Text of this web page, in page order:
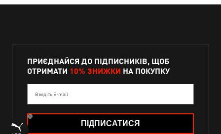
ПРИЄДНАЙСЯ ДО ПІДПИСНИКІВ, ЩОБ
ОТРИМАТИ 10% ЗНИЖКИ НА ПОКУПКУ
Введіть E-mail
ПІДПИСАТИСЯ